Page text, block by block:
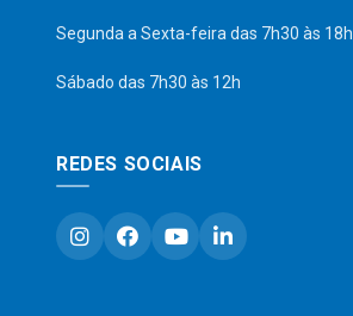
Segunda a Sexta-feira das 7h30 às 18h
Sábado das 7h30 às 12h
REDES SOCIAIS